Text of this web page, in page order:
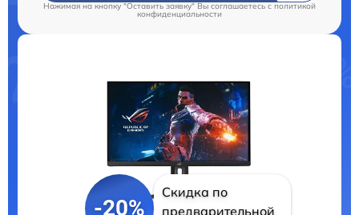
Нажимая на кнопку "Оставить заявку" Вы соглашаетесь c политикой
конфиденциальности
-20%
Скидка по
предварительной